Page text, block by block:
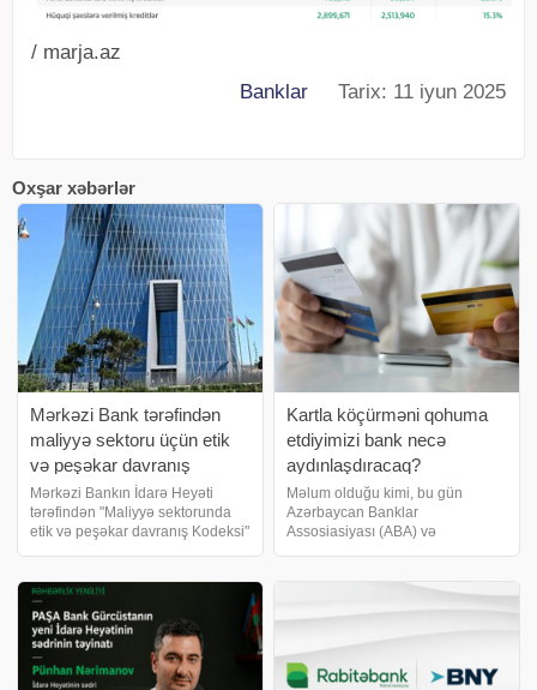
/ marja.az
Banklar Tarix: 11 iyun 2025
Oxşar xəbərlər
Mərkəzi Bank tərəfindən
maliyyə sektoru üçün etik
və peşəkar davranış
kodeksi təsdiqlənib
Mərkəzi Bankın İdarə Heyəti
tərəfindən "Maliyyə sektorunda
etik və peşəkar davranış Kodeksi"
çalışan bütün peşəkarlar üçün
vahid davranış çərçivəs
Kartla köçürməni qohuma
etdiyimizi bank necə
aydınlaşdıracaq?
Məlum olduğu kimi, bu gün
Azərbaycan Banklar
Assosiasiyası (ABA) və
bank kartları ilə kartdan-karta